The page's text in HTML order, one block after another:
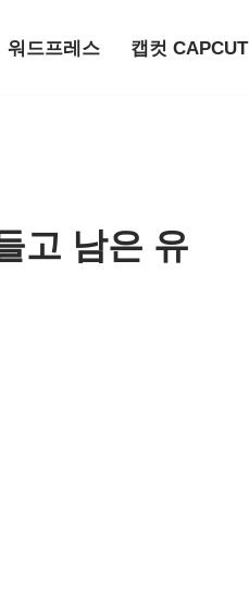
워드프레스 캡컷 CAPCUT
고 남은 유